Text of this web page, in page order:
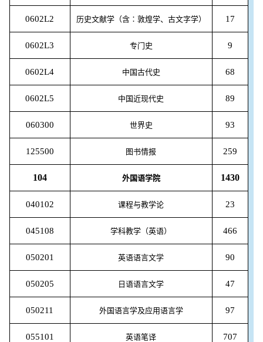
0602L2 历史文献学（含∶敦煌学、古文字学） 17
0602L3 专门史 9
0602L4 中国古代史 68
0602L5 中国近现代史 89
060300 世界史 93
125500 图书情报 259
104 外国语学院 1430
040102 课程与教学论 23
045108 学科教学（英语） 466
050201 英语语言文学 90
050205 日语语言文学 47
050211 外国语言学及应用语言学 97
055101 英语笔译 707